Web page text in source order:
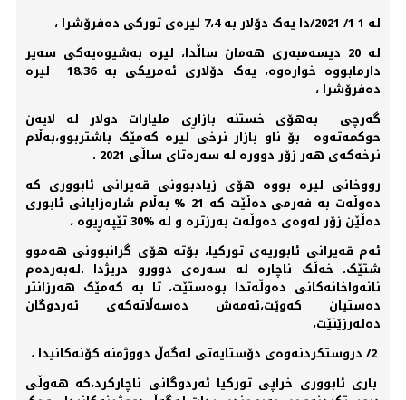
لە 1 1/ 2021/دا یەک دۆلار بە 7،4 لیرەی تورکی دەفرۆشرا ،
لە 20 دیسەمبەری هەمان ساڵدا، لیرە بەشیوەیەکی سەیر
دارمابووە خوارەوە، یەک دۆلاری ئەمریکی بە 18،36 لیرە
دەفرۆشرا ،
گەرچی بەهۆی خستنە بازاڕی ملیارات دولار لە لایەن
حوکمەتەوە بۆ ناو بازار نرخی لیرە کەمێک باشتربوو،بەڵام
نرخەکەی هەر زۆر دوورە لە سەرەتای ساڵی 2021 ،
رووخانی لیرە بووە هۆی زیادبوونی قەیرانی ئابووری کە
دەوڵەت بە فەرمی دەڵێت کە 21 % بەڵام شارەزایانی ئابوری
دەڵێن زۆر لەوەی دەوڵەت بەرزترە و لە %30 تێپەڕیوە ،
ئەم قەیرانی ئابوریەی تورکیا، بۆتە هۆی گرانبوونی هەموو
شتێک، خەڵک ناچارە لە سەرەی دوورو دریژدا ،لەبەردەم
نانەواخانەکانی دەوڵەتدا بوەستێت، تا بە کەمێک هەرزانتر
دەستیان کەوێت،ئەمەش دەسەڵاتەکەی ئەردوگان
دەلەرزێنێت،
باری ئابووری خراپی تورکیا ئەردوگانی ناچارکرد،کە هەوڵی